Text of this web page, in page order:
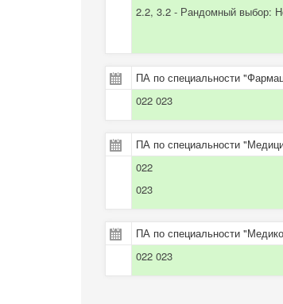
2.2, 3.2 - Рандомный выбор:
ПА по специальности
022 023
ПА по специальности
022
023
ПА по специальности
022 023